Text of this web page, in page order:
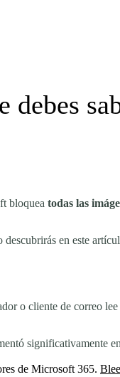
debes
bloquea todas las
en este
o cliente de correo
significativamente
de Microsoft 365.